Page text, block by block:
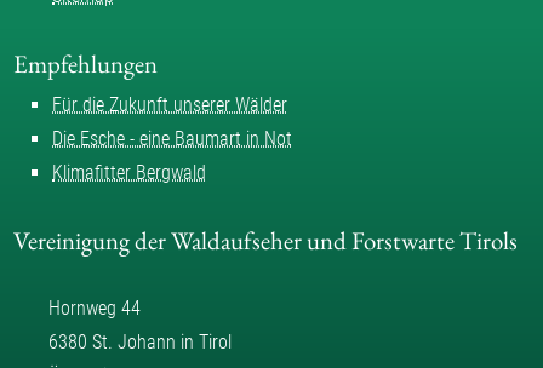
Empfehlungen
Für die Zukunft unserer Wälder
Die Esche - eine Baumart in Not
Klimafitter Bergwald
Vereinigung der Waldaufseher und Forstwarte Tirols
Hornweg 44
6380 St. Johann in Tirol